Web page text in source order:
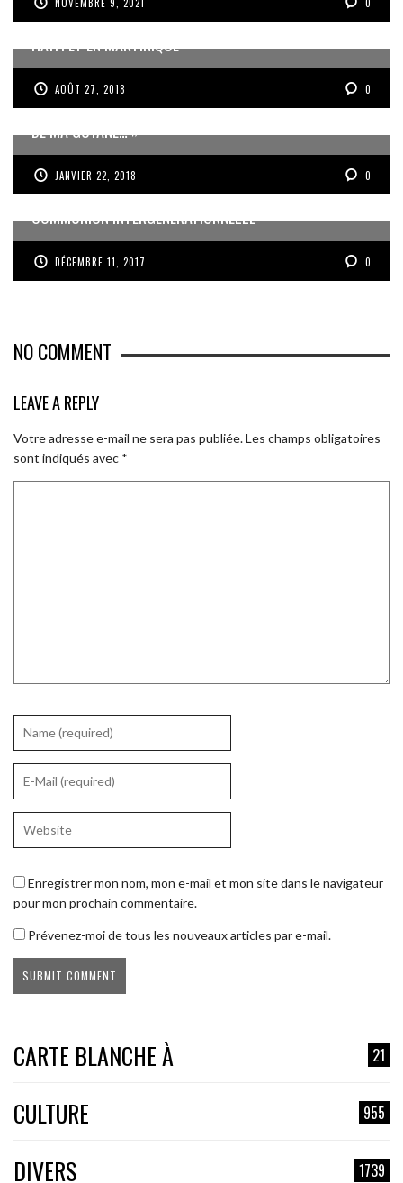
MOUNIA : MA PRIORITÉ, M’OCCUPER DE MES ENFANTS EN
HAÏTI ET EN MARTINIQUE
AOÛT 27, 2018 0
LA LEGION D’HONNEUR POUR SYLVIANE CEDIA : « AU NOM
DE MA GUYANE… »
JANVIER 22, 2018 0
CHICANOS : AU NOËL SOLIDAIRE, J’AI ASSISTÉ À UNE
COMMUNION INTERGÉNÉRATIONNELLE
DÉCEMBRE 11, 2017 0
NO COMMENT
LEAVE A REPLY
Votre adresse e-mail ne sera pas publiée.Les champs obligatoires
sont indiqués avec *
Enregistrer mon nom, mon e-mail et mon site dans le navigateur
pour mon prochain commentaire.
Prévenez-moi de tous les nouveaux articles par e-mail.
CARTE BLANCHE À 21
CULTURE 955
DIVERS 1739